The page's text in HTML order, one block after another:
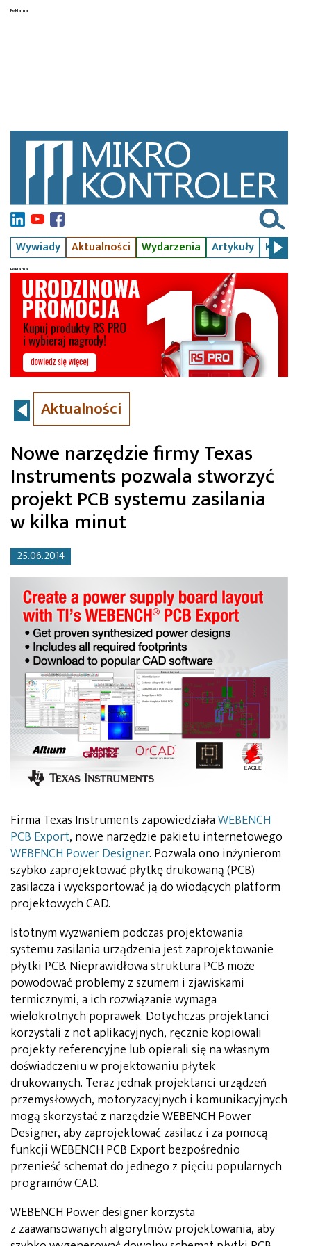
Wywiady Aktualności Wydarzenia Artykuły Kursy
Aktualności
Nowe narzędzie firmy Texas
Instruments pozwala stworzyć
projekt PCB systemu zasilania
w kilka minut
25.06.2014
Firma Texas Instruments zapowiedziałaWEBENCH
PCB Export, nowe narzędzie pakietu internetowego
WEBENCH Power Designer. Pozwala ono inżynierom
szybko zaprojektować płytkę drukowaną (PCB)
zasilacza i wyeksportować ją do wiodących platform
projektowych CAD.
Istotnym wyzwaniem podczas projektowania
systemu zasilania urządzenia jest zaprojektowanie
płytki PCB. Nieprawidłowa struktura PCB może
powodować problemy z szumem i zjawiskami
termicznymi, a ich rozwiązanie wymaga
wielokrotnych poprawek. Dotychczas projektanci
korzystali z not aplikacyjnych, ręcznie kopiowali
projekty referencyjne lub opierali się na własnym
doświadczeniu w projektowaniu płytek
drukowanych. Teraz jednak projektanci urządzeń
przemysłowych, motoryzacyjnych i komunikacyjnych
mogą skorzystać z narzędzie WEBENCH Power
Designer, aby zaprojektować zasilacz i za pomocą
funkcji WEBENCH PCB Export bezpośrednio
przenieść schemat do jednego z pięciu popularnych
programów CAD.
WEBENCH Power designer korzysta
z zaawansowanych algorytmów projektowania, aby